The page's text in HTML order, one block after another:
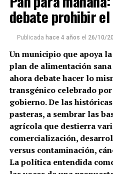
(más…)
debate prohibir
Publicada hace 4 años el 26/10/
Un municipio que apoya
plan de alimentación
ahora debate hacer lo
transgénico celebrado
gobierno. De las
pasteras, a sembrar las
agrícola que destierra
comercialización,
versus contaminación,
La política entendida